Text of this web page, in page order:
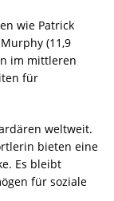
wie Patrick
(11,9
im mittleren
für
weltweit.
bieten eine
Es bleibt
für soziale